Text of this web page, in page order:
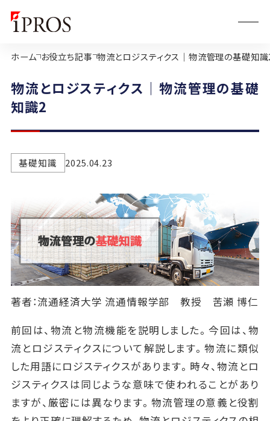
ホーム お役立ち記事 物流とロジスティクス｜物流管理の基礎知
物流とロジスティクス｜物流管理の基礎
知識2
基礎知識 2025.04.23
著者：流通経済大学 流通情報学部 教授 苦瀬 博仁
前回は、物流と物流機能を説明しました。今回は、物
流とロジスティクスについて解説します。物流に類似
した用語にロジスティクスがあります。時々、物流とロ
ジスティクスは同じような意味で使われることがあり
ますが、厳密には異なります。物流管理の意義と役割